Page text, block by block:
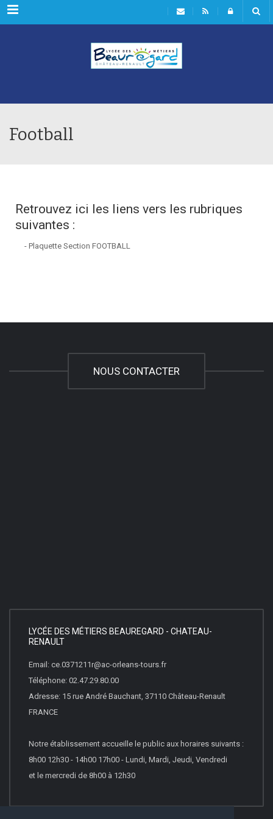
Rubriques
Football
Retrouvez ici les liens vers les rubriques
suivantes :
- Plaquette Section FOOTBALL
NOUS CONTACTER
LYCÉE DES MÉTIERS BEAUREGARD - CHATEAU-
RENAULT
Email: ce.0371211r@ac-orleans-tours.fr
Téléphone: 02.47.29.80.00
Adresse: 15 rue André Bauchant, 37110 Château-Renault
FRANCE
Notre établissement accueille le public aux horaires suivants :
8h00 12h30 - 14h00 17h00 - Lundi, Mardi, Jeudi, Vendredi
et le mercredi de 8h00 à 12h30